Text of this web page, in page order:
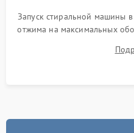
Запуск стиральной машины
отжима на максимальных
корректности слива,
посторонних стуков